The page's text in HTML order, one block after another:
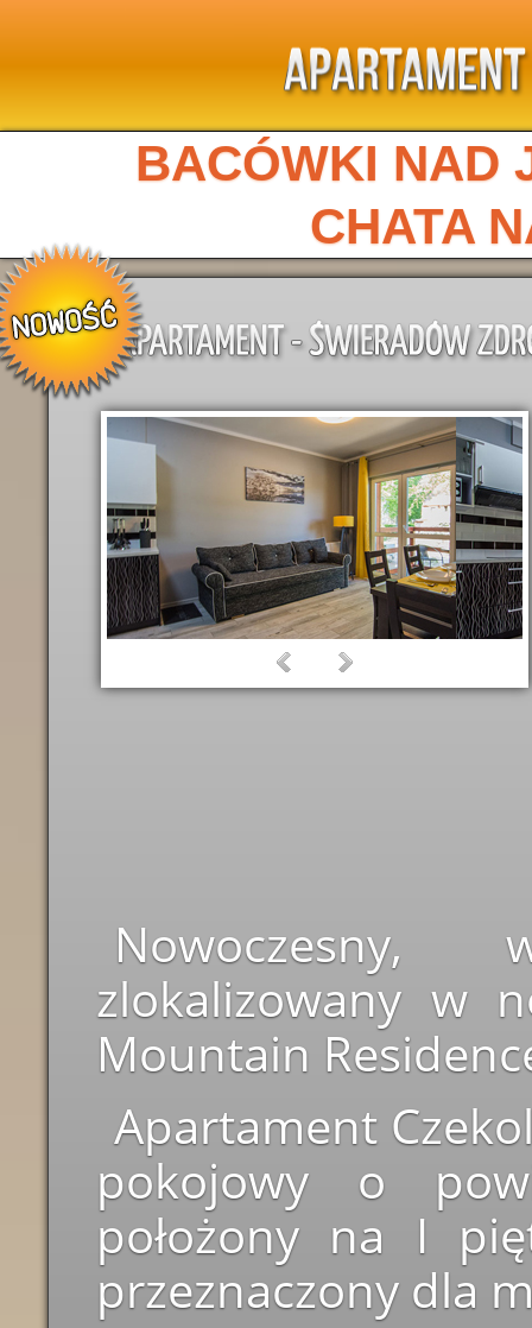
BACÓWKI NAD
CHATA
Nowoczesny,
zlokalizowany w
Mountain
Apartament
pokojowy o
położony na I
przeznaczony dla